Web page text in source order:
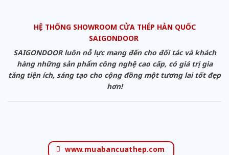
HỆ THỐNG SHOWROOM CỬA THÉP HÀN QUỐC
SAIGONDOOR
SAIGONDOOR luôn nỗ lực mang đến cho đối tác và khách
hàng những sản phẩm công nghệ cao cấp, có giá trị gia
tăng tiện ích, sáng tạo cho cộng đồng một tương lai tốt đẹp
hơn!
www.muabancuathep.com